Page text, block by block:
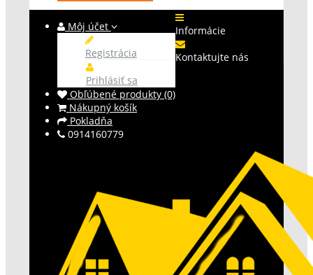
Môj účet
Registrácia
Prihlásiť sa
Obľúbené produkty (0)
Nákupný košík
Pokladňa
0914160779
Informácie
Kontaktujte nás